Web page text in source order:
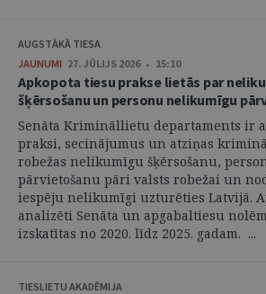
AUGSTĀKĀ TIESA
JAUNUMI 27. JŪLIJS 2026 • 15:10
Apkopota tiesu prakse lietās par
šķērsošanu un personu nelikumīgu
Senāta Krimināllietu departaments ir
praksi, secinājumus un atziņas
robežas nelikumīgu šķērsošanu,
pārvietošanu pāri valsts robežai un
iespēju nelikumīgi uzturēties Latvijā.
analizēti Senāta un apgabaltiesu
izskatītas no 2020. līdz 2025. gadam. ...
TIESLIETU AKADĒMIJA